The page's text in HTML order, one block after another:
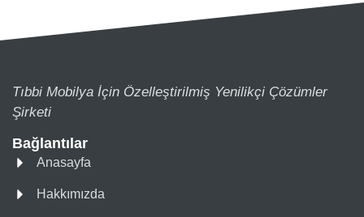
Tıbbi Mobilya İçin Özelleştirilmiş Yenilikçi Çözümler
Şirketi
Bağlantılar
Anasayfa
Hakkımızda